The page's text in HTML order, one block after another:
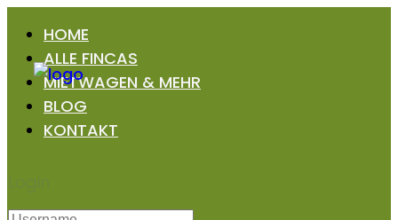
HOME
ALLE FINCAS
MIETWAGEN & MEHR
BLOG
KONTAKT
Login